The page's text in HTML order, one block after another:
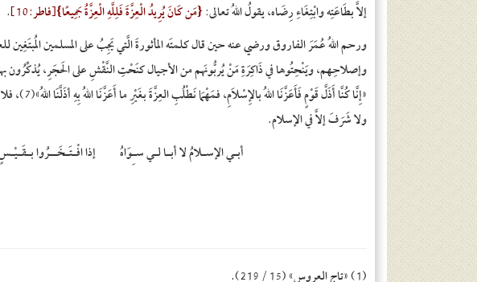
إلاَّ بطَاعَتِه وابْتِغَاءِ رِضَاه، يقولُ اللهُ تعالى:{مَن كَانَ يُرِيدُ الْعِزَّةَ فَلِلَّهِ الْعِزَّةُ جَمِيعًا}[فاطر:10]
.
ورحم اللهُ عُمَرَ الفاروق ورضي عنه حين قال كلمتَه المأثورةَ الَّتي يَجِبُ على المسلمين
وإصلاحِهم، ويَنْحِتُوها في ذَاكِرَةِ مَنْ يُربُّونَهم من الأجيال كنَحْتِ النَّقْشِ على الحَجَرِ، يُذكِّرُون
«إِنَّا كُنَّا أَذَلَّ
ولا شَرَفَ إلاَّ في الإسلام.
أبـي الإسـلامُ لا أبـا لـي سـِوَاهُ إذا افْـتَـخَــرُوا